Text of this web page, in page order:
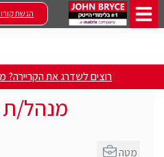
הגשת
רוצים לשדרג את הקריירה?
מנהל/ת